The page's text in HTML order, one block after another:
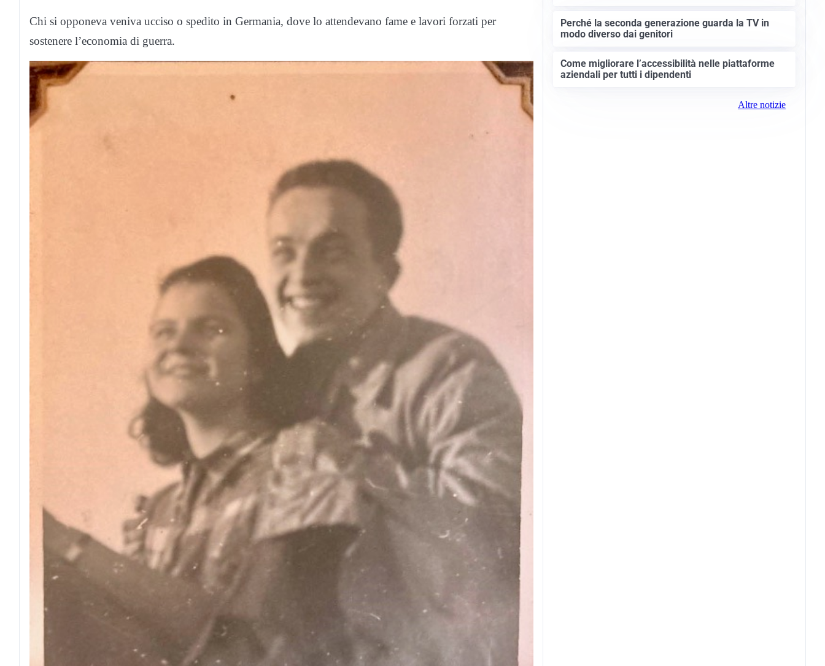
Chi si opponeva veniva ucciso o spedito in Germania, dove lo attendevano fame e lavori forzati per
sostenere l’economia di guerra.
Perché la seconda generazione guarda la TV in
modo diverso dai genitori
Come migliorare l’accessibilità nelle piattaforme
aziendali per tutti i dipendenti
Altre notizie